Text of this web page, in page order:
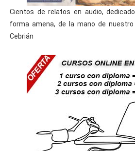
Cientos de relatos en audio,
forma amena, de la mano de
Cebrián